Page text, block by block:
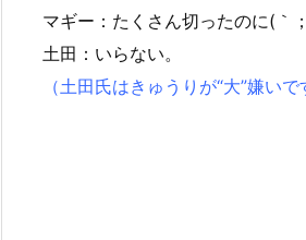
マギー：たくさん切ったのに(｀
土田：いらない。
（土田氏はきゅうりが“大”嫌いで